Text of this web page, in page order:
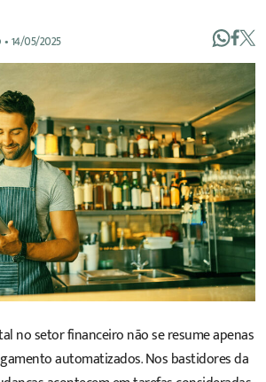
•14/05/2025
no setor financeiro não se resume apenas
automatizados. Nos bastidores da